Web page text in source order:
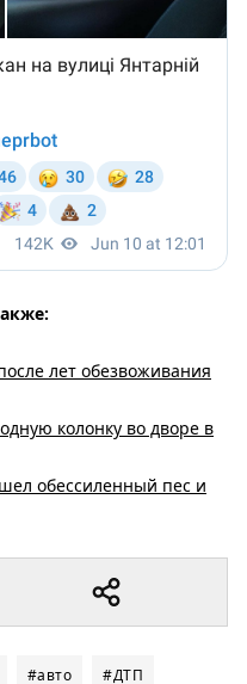
лет обезвоживания
колонку во дворе в
обессиленный пес и
#авто #ДТП